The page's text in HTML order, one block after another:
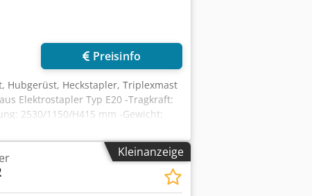
Preisinfo
Hubgerüst, Heckstapler, Triplexmast
Elektrostapler Typ E20 -Tragkraft:
2530/1150/H415 mm -Gewicht:
Kleinanzeige